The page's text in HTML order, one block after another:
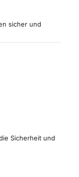
sicher und
Sicherheit und